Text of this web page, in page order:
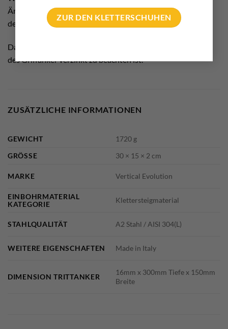
ZUR DEN KLETTERSCHUHEN
Änderungen zum Klettersteigbau aufgrund der Einführung
der Klettersteignorm 16860:2018
Darin enthalten sind auch Infos, was bei der Verarbeitung
des Griffanker verzinkt zu beachten ist.
ZUSÄTZLICHE INFORMATIONEN
GEWICHT
1720 g
GRÖSSE
30 × 15 × 2 cm
MARKE Vertical Evolution
EINBOHRMATERIAL
KATEGORIE
Klettersteigmaterial
STAHLQUALITÄT A2 Stahl / AISI 304(L)
WEITERE EIGENSCHAFTEN Made in Italy
DIMENSION TRITTANKER
16mm x 300mm Tiefe x 150mm
Breite